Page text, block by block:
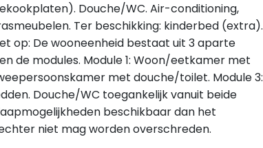
Douche/WC. Air-conditioning,
Ter beschikking: kinderbed (extra).
op: De wooneenheid bestaat uit 3 aparte
de modules. Module 1: Woon/eetkamer met
met douche/toilet. Module 3:
Douche/WC toegankelijk vanuit beide
beschikbaar dan het
niet mag worden overschreden.